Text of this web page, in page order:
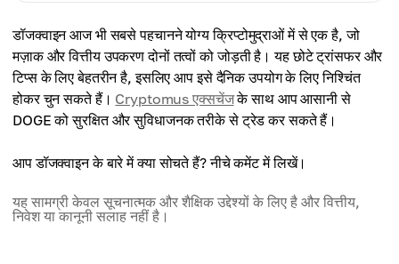
- सक्रिय और दोस्ताना कम्युनिटी।
- भुगतान विधि के रूप में व्यापक स्वीकृति (Tesla, AMC,
Newegg, आदि)।
- एलन मस्क और स्नूप डॉग जैसी हस्तियों का समर्थन।
- असीमित सप्लाई से मूल्य घट सकता है।
- उच्च अस्थिरता।
- उन्नत ब्लॉकचेन की तुलना में सीमित उपयोग।
- गंभीर विकास लक्ष्यों की कमी (शुरुआत एक मज़ाक के रूप में हुई)।
- हाइप और मीडिया प्रभाव पर निर्भरता।
डॉजक्वाइन आज भी सबसे पहचानने योग्य क्रिप्टोमुद्राओं में से एक है, जो
मज़ाक और वित्तीय उपकरण दोनों तत्वों को जोड़ती है। यह छोटे ट्रांसफर और
टिप्स के लिए बेहतरीन है, इसलिए आप इसे दैनिक उपयोग के लिए निश्चिंत
होकर चुन सकते हैं। Cryptomus एक्सचेंजके साथ आप आसानी से
DOGE को सुरक्षित और सुविधाजनक तरीके से ट्रेड कर सकते हैं।
आप डॉजक्वाइन के बारे में क्या सोचते हैं? नीचे कमेंट में लिखें।
यह सामग्री केवल सूचनात्मक और शैक्षिक उद्देश्यों के लिए है और वित्तीय,
निवेश या कानूनी सलाह नहीं है।